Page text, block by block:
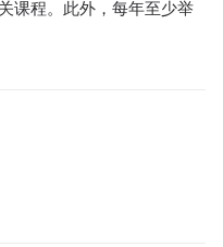
课程。此外，每年至少举